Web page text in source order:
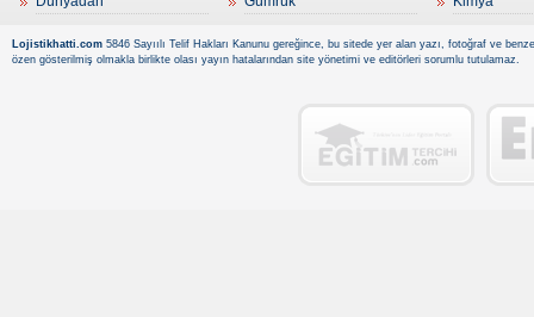
Lojistikhatti.com 5846 Sayıılı Telif Hakları Kanunu gereğince, bu sitede yer alan yazı, fotoğraf ve
özen gösterilmiş olmakla birlikte olası yayın hatalarından site yönetimi ve editörleri sorumlu tutulamaz.